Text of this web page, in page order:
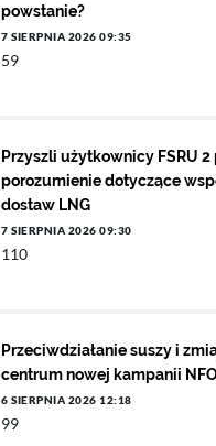
powstanie?
7 SIERPNIA 2026 09:35
59
Przyszli użytkownicy FSRU
porozumienie dotyczące
dostaw LNG
7 SIERPNIA 2026 09:30
110
Przeciwdziałanie suszy i
centrum nowej kampanii
6 SIERPNIA 2026 12:18
99